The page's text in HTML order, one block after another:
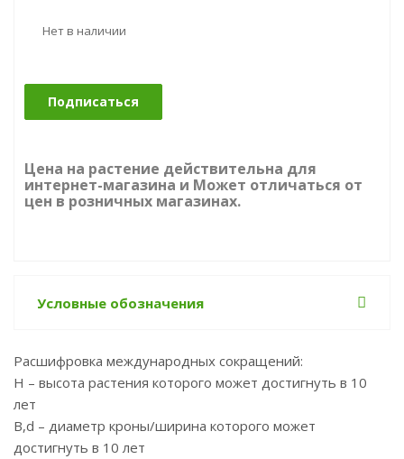
Нет в наличии
Подписаться
Цена на растение действительна для
интернет-магазина и Может отличаться от
цен в розничных магазинах.
Условные обозначения
Расшифровка международных сокращений:
Н – высота растения которого может достигнуть в 10
лет
B,d – диаметр кроны/ширина которого может
достигнуть в 10 лет